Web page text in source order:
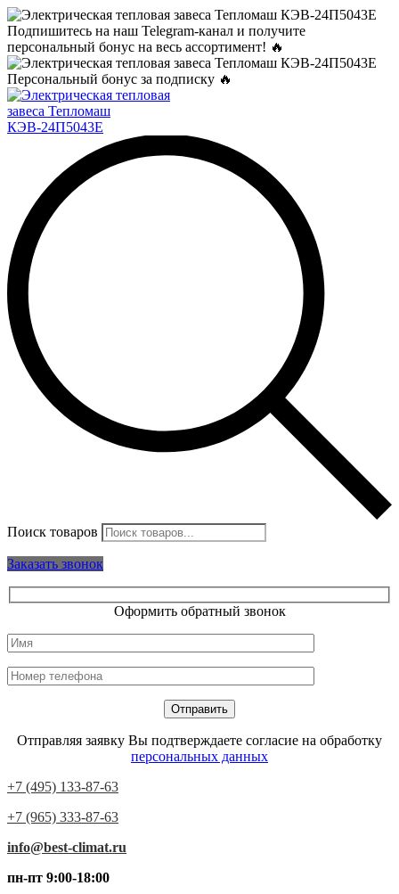
Подпишитесь на наш Telegram-канал и получите
персональный бонус на весь ассортимент! 🔥
Персональный бонус за подписку 🔥
Поиск товаров
Заказать звонок
Оформить обратный звонок
Отправляя заявку Вы подтверждаете согласие на обработку
персональных данных
+7 (495) 133-87-63
+7 (965) 333-87-63
info@best-climat.ru
пн-пт 9:00-18:00